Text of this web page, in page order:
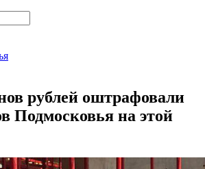
рублей оштрафовали
Подмосковья на этой